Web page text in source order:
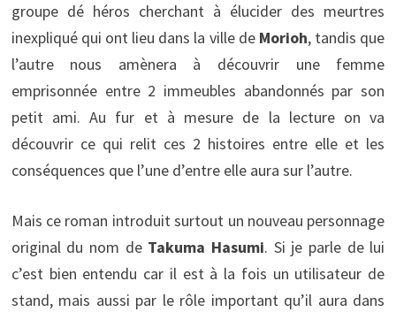
groupe dé héros cherchant à élucider des meurtres
inexpliqué qui ont lieu dans la ville de Morioh, tandis que
l’autre nous amènera à découvrir une femme
emprisonnée entre 2 immeubles abandonnés par son
petit ami. Au fur et à mesure de la lecture on va
découvrir ce qui relit ces 2 histoires entre elle et les
conséquences que l’une d’entre elle aura sur l’autre.
Mais ce roman introduit surtout un nouveau personnage
original du nom de Takuma Hasumi. Si je parle de lui
c’est bien entendu car il est à la fois un utilisateur de
stand, mais aussi par le rôle important qu’il aura dans